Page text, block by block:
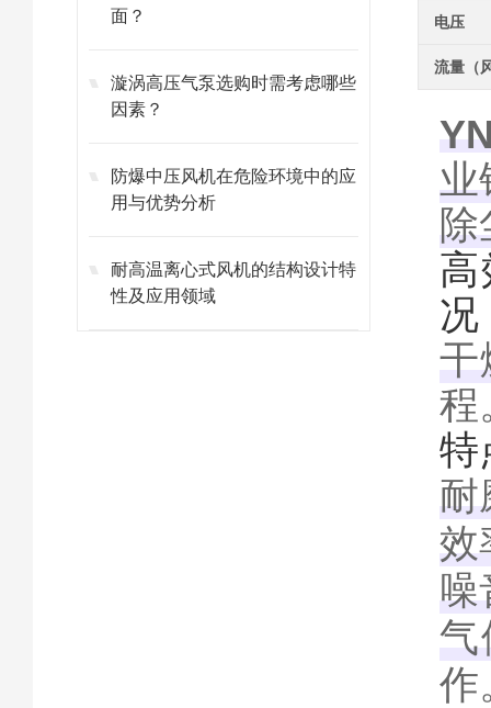
面？
漩涡高压气泵选购时需考虑哪些
因素？
防爆中压风机在危险环境中的应
用与优势分析
耐高温离心式风机的结构设计特
性及应用领域
电压
流量（
业
高
况
干
程‌
特
耐
效
噪
气
作